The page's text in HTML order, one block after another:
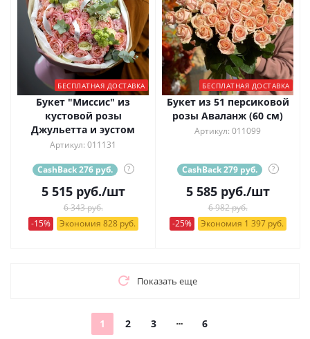
БЕСПЛАТНАЯ ДОСТАВКА
Букет "Миссис" из
кустовой розы
Джульетта и эустом
Артикул: 011131
CashBack 276 руб. ?
5 515руб./шт
6 343 руб.
-15%
Экономия 828 руб.
БЕСПЛАТНАЯ ДОСТАВКА
Букет из 51 персиковой
розы Аваланж (60 см)
Артикул: 011099
CashBack 279 руб. ?
5 585руб./шт
6 982 руб.
-25%
Экономия 1 397 руб.
Показать еще
1 2 3 6